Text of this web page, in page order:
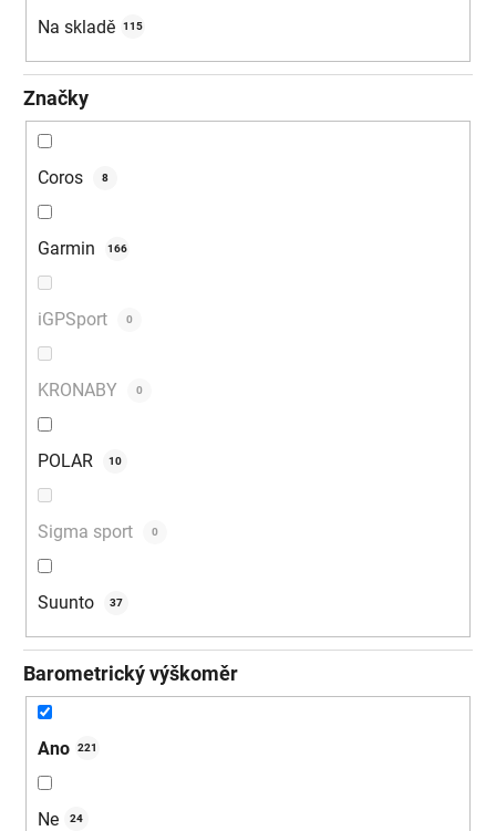
Na skladě 115
Značky
Coros 8
Garmin 166
iGPSport 0
KRONABY 0
POLAR 10
Sigma sport 0
Suunto 37
Barometrický výškoměr
Ano 221
Ne 24